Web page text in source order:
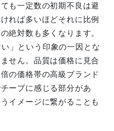
も一定数の初期不良は避
れば多いほどそれに比例
絶対数も多くなります。
」という印象の一因とな
せん。品質は価格に見合
の価格帯の高級ブランド
ープに感じる部分があ
イメージに繋がることも